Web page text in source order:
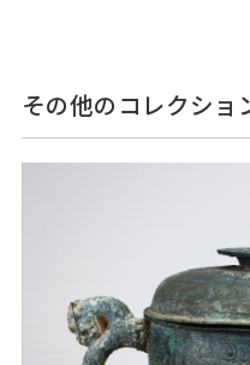
その他のコレクショ